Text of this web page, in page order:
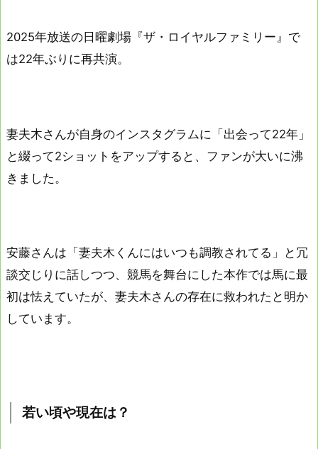
2025年放送の日曜劇場『ザ・ロイヤルファミリー』で
は22年ぶりに再共演。
妻夫木さんが自身のインスタグラムに「出会って22年」
と綴って2ショットをアップすると、ファンが大いに沸
きました。
安藤さんは「妻夫木くんにはいつも調教されてる」と冗
談交じりに話しつつ、競馬を舞台にした本作では馬に最
初は怯えていたが、妻夫木さんの存在に救われたと明か
しています。
若い頃や現在は？